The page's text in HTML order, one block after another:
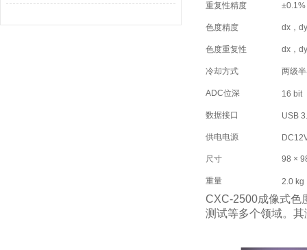
重复性精度
色度精度 dx，
色度重复性 dx，
冷却方式 两级
ADC位深 16 bit
数据接口 USB
供电电源
尺寸 98 ×
重量 2.0 kg
CXC-2500成像式色
测试等多个领域。